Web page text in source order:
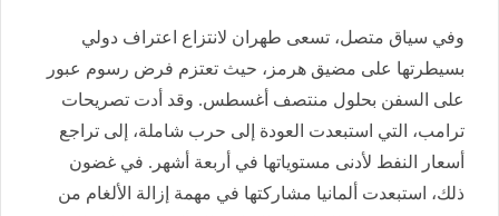
وفي سياق متصل، تسعى طهران لانتزاع اعتراف دولي
بسيطرتها على مضيق هرمز، حيث تعتزم فرض رسوم عبور
على السفن بحلول منتصف أغسطس. وقد أدت تصريحات
ترامب، التي استبعدت العودة إلى حرب شاملة، إلى تراجع
أسعار النفط لأدنى مستوياتها في أربعة أشهر. في غضون
ذلك، استبعدت ألمانيا مشاركتها في مهمة إزالة الألغام من